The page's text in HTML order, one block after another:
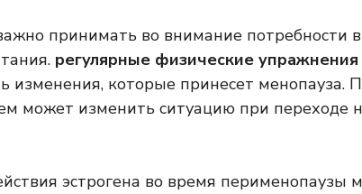
принимать во внимание потребности
регулярные физические упражнения
изменения, которые принесет менопауза.
может изменить ситуацию при переходе
эстрогена во время перименопаузы